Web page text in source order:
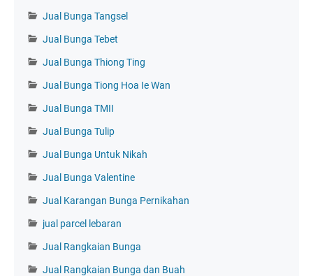
Jual Bunga Tangsel
Jual Bunga Tebet
Jual Bunga Thiong Ting
Jual Bunga Tiong Hoa Ie Wan
Jual Bunga TMII
Jual Bunga Tulip
Jual Bunga Untuk Nikah
Jual Bunga Valentine
Jual Karangan Bunga Pernikahan
jual parcel lebaran
Jual Rangkaian Bunga
Jual Rangkaian Bunga dan Buah